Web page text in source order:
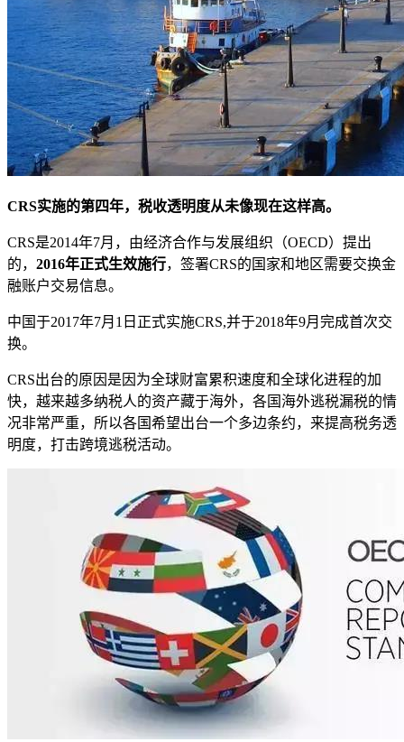
CRS实施的第四年，税收透明度从未像现在这样高。
CRS是2014年7月，由经济合作与发展组织（OECD）提出
的， 2016年正式生效施行，签署CRS的国家和地区需要交换金
融账户交易信息。
中国于2017年7月1日正式实施CRS,并于2018年9月完成首次交
换。
CRS出台的原因是因为全球财富累积速度和全球化进程的加
快，越来越多纳税人的资产藏于海外，各国海外逃税漏税的情
况非常严重，所以各国希望出台一个多边条约，来提高税务透
明度，打击跨境逃税活动。